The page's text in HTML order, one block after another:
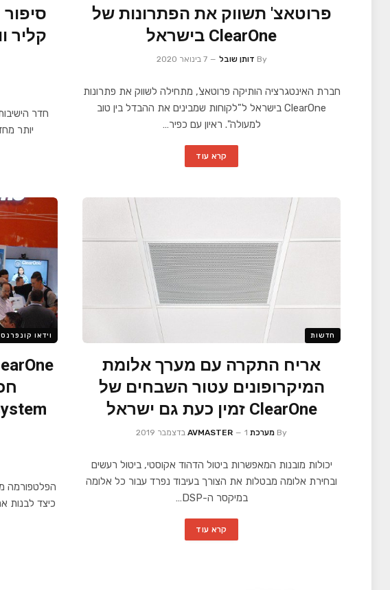
פרוטאצ' תשווק את הפתרונות של
ClearOne בישראל
By דותן שובל 7 בינואר 2020
חברת האינטגרציה הותיקה פרוטאצ', מתחילה לשווק את פתרונות
ClearOne בישראל ל"לקוחות שמבינים את ההבדל בין טוב
למעולה". ראיון עם כפיר…
קרא עוד
קליר
חדר
יותר
חדשות
אריח התקרה עם מערך אלומת
המיקרופונים עטור השבחים של
ClearOne זמין כעת גם ישראל
By מערכת AVMASTER 1 בדצמבר 2019
יכולות מובנות המאפשרות ביטול הדהוד אקוסטי, ביטול רעשים
ובחירת אלומה מבטלות את הצורך בעיבוד נפרד עבור כל אלומה
במיקסר ה-DSP…
קרא עוד
וידאו קונפרנס
הפלטפורמה
כיצד לבנות